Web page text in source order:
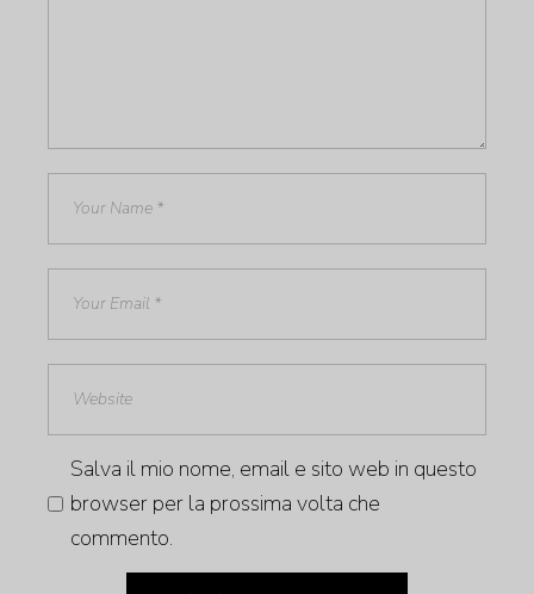
Salva il mio nome, email e sito web in questo
browser per la prossima volta che
commento.